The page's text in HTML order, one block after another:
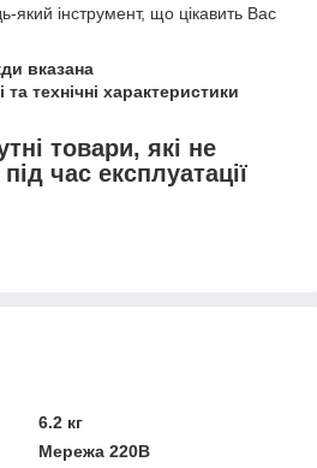
який інструмент, що цікавить Вас
вказана
технічні характеристики
товари, які не
час експлуатації
6.2 кг
Мережа 220В